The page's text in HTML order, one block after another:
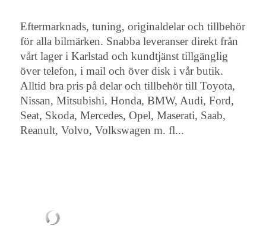
Eftermarknads, tuning, originaldelar och tillbehör
för alla bilmärken. Snabba leveranser direkt från
vårt lager i Karlstad och kundtjänst tillgänglig
över telefon, i mail och över disk i vår butik.
Alltid bra pris på delar och tillbehör till Toyota,
Nissan, Mitsubishi, Honda, BMW, Audi, Ford,
Seat, Skoda, Mercedes, Opel, Maserati, Saab,
Reanult, Volvo, Volkswagen m. fl...